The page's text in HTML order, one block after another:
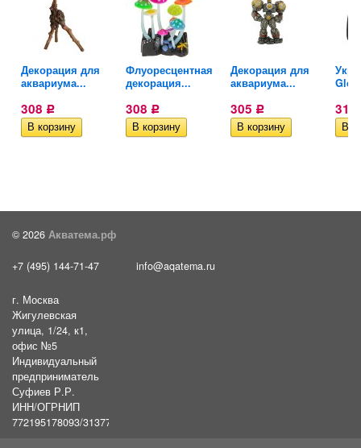
Декорация для
аквариума...
308 Р
Флуоресцентная
декорация...
308 Р
Декорация для
аквариума...
305 Р 310
© 2026 Акватема.рф
+7 (495) 144-71-47 info@aqatema.ru
г. Москва
Жигулевская
улица, 1/24, к1,
офис №5
Индивидуальный
предприниматель
Суфиев Р.Р.
ИНН/ОГРНИП
772195178093/31377461610054